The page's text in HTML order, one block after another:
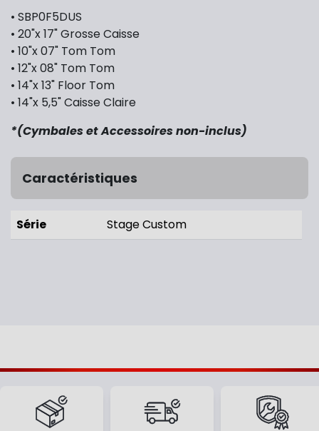
• SBP0F5DUS
• 20"x 17" Grosse Caisse
• 10"x 07" Tom Tom
• 12"x 08" Tom Tom
• 14"x 13" Floor Tom
• 14"x 5,5" Caisse Claire
*(Cymbales et Accessoires non-inclus)
Caractéristiques
Série Stage Custom